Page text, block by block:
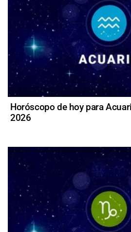
Horóscopo de hoy para
2026